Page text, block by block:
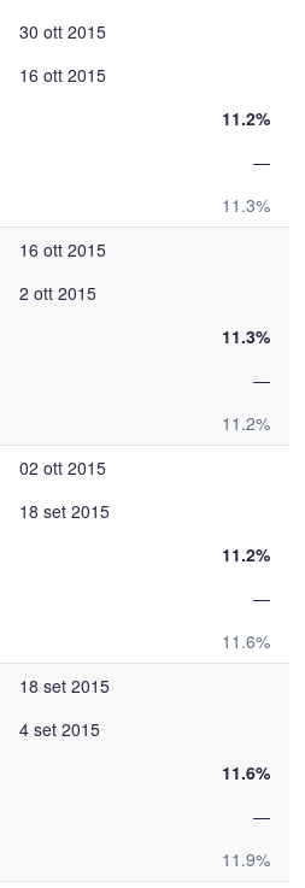
30 ott 2015
16 ott 2015
11.2%
—
11.3%
16 ott 2015
2 ott 2015
11.3%
—
11.2%
02 ott 2015
18 set 2015
11.2%
—
11.6%
18 set 2015
4 set 2015
11.6%
—
11.9%